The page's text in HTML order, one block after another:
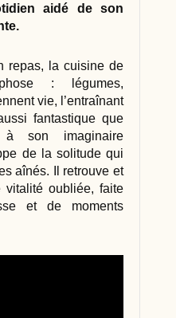
aidé de son
repas, la cuisine de
: légumes,
vie, l’entraînant
fantastique que
à son imaginaire
de la solitude qui
aînés. Il retrouve et
vitalité oubliée, faite
et de moments